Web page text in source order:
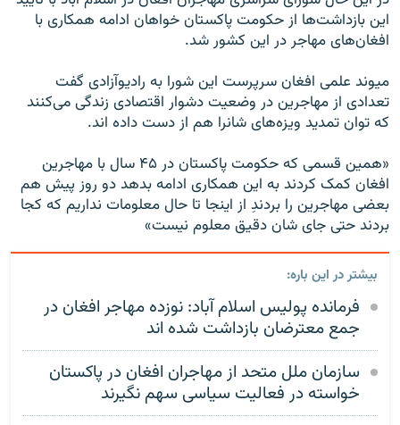
این بازداشت‌ها از حکومت پاکستان خواهان ادامه همکاری با
افغان‌های مهاجر در این کشور شد.
میوند علمی افغان سرپرست این شورا به رادیوآزادی گفت
تعدادی از مهاجرین در وضعیت دشوار اقتصادی زندگی می‌کنند
که توان تمدید ویزه‌های شانرا هم از دست داده اند.
«همین قسمی که حکومت پاکستان در ۴۵ سال با مهاجرین
افغان کمک کردند به این همکاری ادامه بدهد دو روز پیش هم
بعضی مهاجرین را بردندِ از اینجا تا حال معلومات نداریم که کجا
بردند حتی جای شان دقیق معلوم نیست»
بیشتر در این باره:
فرمانده پولیس اسلام آباد: نوزده مهاجر افغان در
جمع معترضان بازداشت شده اند
سازمان ملل متحد از مهاجران افغان در پاکستان
خواسته در فعالیت سیاسی سهم نگیرند